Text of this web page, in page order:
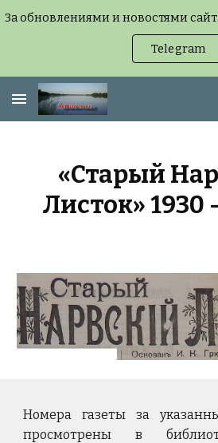
Telegram
«Старый
Листок» 1930
Номера газеты за
просмотрены в